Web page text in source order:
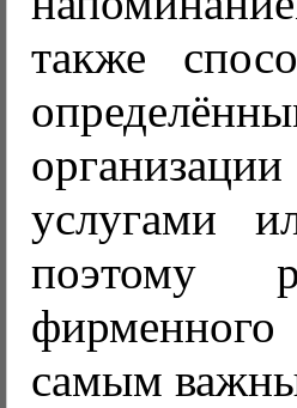
также
услугами
поэтому
самым